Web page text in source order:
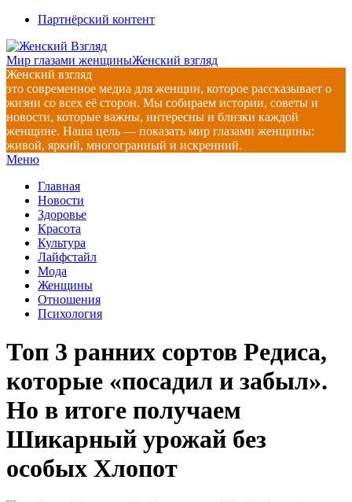
Перейти
содержимому
Партнёрский контент
Мир глазами женщиныЖенский взгляд
Женский взгляд
это современное медиа для женщин, которое рассказывает о
жизни со всех её сторон. Мы собираем истории, советы и
новости, которые важны, интересны и близки каждой
женщине. Наша цель — показать мир глазами женщины:
живой, яркий, многогранный и искренний.
Главное
меню
Меню
Главная
Новости
Здоровье
Красота
Культура
Лайфстайл
Мода
Женщины
Отношения
Психология
Топ 3 ранних сортов Редиса,
которые «посадил и забыл».
Но в итоге получаем
Шикарный урожай без
особых Хлопот